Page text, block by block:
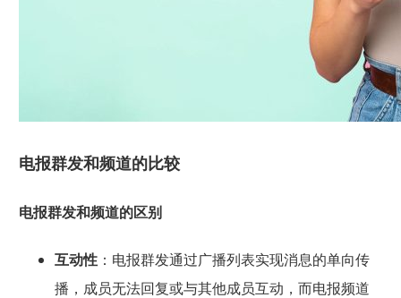
电报群发和频道的比较
电报群发和频道的区别
互动性：电报群发通过广播列表实现消息的单向传
播，成员无法回复或与其他成员互动，而电报频道